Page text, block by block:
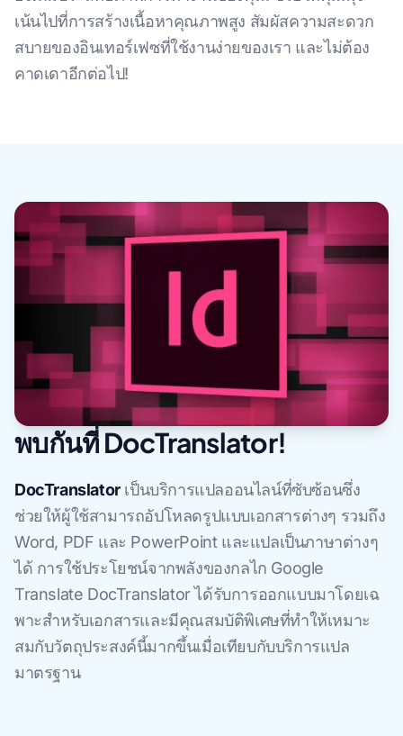
เน้นไปที่การสร้างเนื้อหาคุณภาพสูง สัมผัสความสะดวก
สบายของอินเทอร์เฟซที่ใช้งานง่ายของเรา และไม่ต้อง
คาดเดาอีกต่อไป!
พบกันที่ DocTranslator!
DocTranslatorเป็นบริการแปลออนไลน์ที่ซับซ้อนซึ่ง
ช่วยให้ผู้ใช้สามารถอัปโหลดรูปแบบเอกสารต่างๆ รวมถึง
Word, PDF และ PowerPoint และแปลเป็นภาษาต่างๆ
ได้ การใช้ประโยชน์จากพลังของกลไก Google
Translate DocTranslator ได้รับการออกแบบมาโดยเฉ
พาะสําหรับเอกสารและมีคุณสมบัติพิเศษที่ทําให้เหมาะ
สมกับวัตถุประสงค์นี้มากขึ้นเมื่อเทียบกับบริการแปล
มาตรฐาน